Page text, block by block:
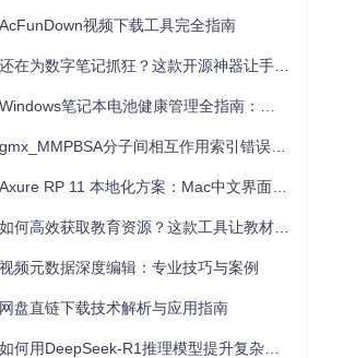
AcFunDown视频下载工具完全指南
视频元数据深度编辑：专业技巧与案例
网盘直链下载技术解析与应用指南